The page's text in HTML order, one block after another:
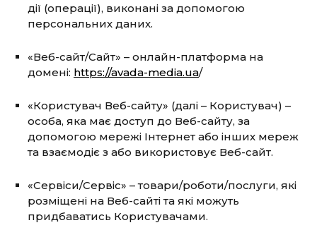
дії (операції), виконані за допомогою
персональних даних.
«Веб-сайт/Сайт» – онлайн-платформа на
домені: https://avada-media.ua/
«Користувач Веб-сайту» (далі – Користувач) –
особа, яка має доступ до Веб-сайту, за
допомогою мережі Інтернет або інших мереж
та взаємодіє з або використовує Веб-сайт.
«Сервіси/Сервіс» – товари/роботи/послуги, які
розміщені на Веб-сайті та які можуть
придбаватись Користувачами.